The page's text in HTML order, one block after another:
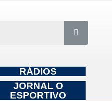
RÁDIOS
JORNAL O
ESPORTIVO